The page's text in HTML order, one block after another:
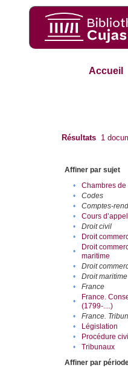
Accueil
Résultats 1
Affiner par sujet
•
Chambres de
•
Codes
•
Comptes-
•
Cours d’appel
•
Droit civil
•
Droit
•
Droit
maritime
• Droit
•
Droit maritime
•
France
•
France.
(1799-....)
• France.
•
Législation
•
Procédure
•
Tribunaux
Affiner par